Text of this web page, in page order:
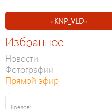
«KNP_VLD»
Избранное
Новости
Фотографии
Прямой эфир
Кредов: